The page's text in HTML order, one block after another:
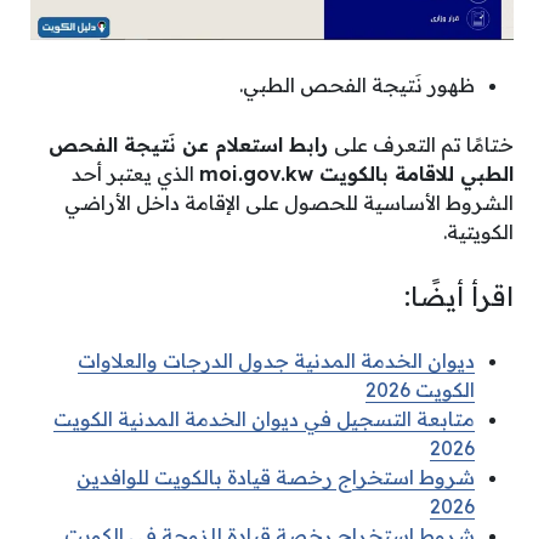
ظهور نَتيجة الفحص الطبي.
ختامًا تم التعرف على رابط استعلام عن نَتيجة الفحص
الطبي للاقامة بالكويت moi.gov.kw الذي يعتبر أحد
الشروط الأساسية للحصول على الإقامة داخل الأراضي
الكويتية.
اقرأ أيضًا:
ديوان الخدمة المدنية جدول الدرجات والعلاوات
الكويت 2026
متابعة التسجيل في ديوان الخدمة المدنية الكويت
2026
شروط استخراج رخصة قيادة بالكويت للوافدين
2026